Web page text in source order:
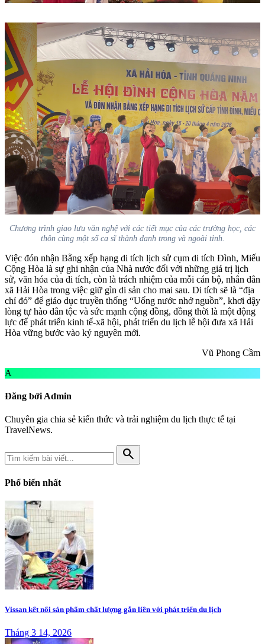
Chương trình giao lưu văn nghệ với các tiết mục của các trường học, các
thôn cùng một số ca sĩ thành danh trong và ngoài tỉnh.
Việc đón nhận Bằng xếp hạng di tích lịch sử cụm di tích Đình, Miếu
Cộng Hòa là sự ghi nhận của Nhà nước đối với những giá trị lịch
sử, văn hóa của di tích, còn là trách nhiệm của mỗi cán bộ, nhân dân
xã Hải Hòa trong việc giữ gìn di sản cho mai sau. Di tích sẽ là “địa
chỉ đỏ” để giáo dục truyền thống “Uống nước nhớ nguồn”, khơi dậy
lòng tự hào dân tộc và sức mạnh cộng đồng, đồng thời là một động
lực để phát triển kinh tế-xã hội, phát triển du lịch lễ hội đưa xã Hải
Hòa vững bước vào kỷ nguyên mới.
Vũ Phong Cầm
A
Đăng bởi Admin
Chuyên gia chia sẻ kiến thức và trải nghiệm du lịch thực tế tại
TravelNews.
search
Phổ biến nhất
Vissan kết nối sản phẩm chất lượng gắn liền với phát triển du lịch
Tháng 3 14, 2026